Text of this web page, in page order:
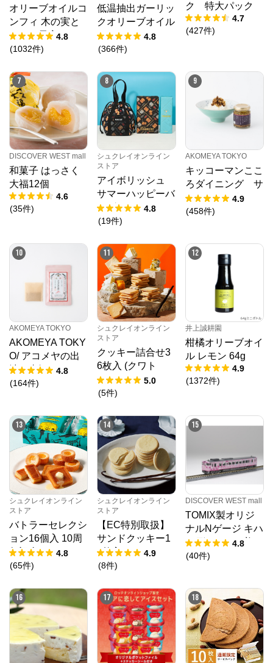
オリーブオイルコ
ンフィ 木の実と
ドライ果実 192g
春限定
4.8
(1032件)
低温抽出ガーリッ
クオリーブオイル
64g
4.8
(366件)
ク 特大パック
4.7
(427件)
7
DISCOVER WEST mall
和菓子 はっさく
大福12個
4.6
(35件)
8
シュクレイオンライン
ストア
アイボリッシュ
サマーハッピーバ
ッグ2026 4.8
(19件)
9
AKOMEYA TOKYO
キッコーマンここ
ろダイニング サ
クサクしょうゆア
ーモンド ペッパ
4.9
(458件)
10
AKOMEYA TOKYO
AKOMEYA TOKY
O/ アコメヤの出
汁 真鯛 35g
（7g×5袋）
4.8
(164件)
11
シュクレイオンライン
ストア
クッキー詰合せ3
6枚入 (クワト
ロ・バニラ)5.0
(5件)
12
井上誠耕園
柑橘オリーブオイ
ル レモン 64g
4.9
(1372件)
13
シュクレイオンライン
ストア
バトラーセレクシ
ョン16個入 10周
年記念パッケージ
4.8
(65件)
14
シュクレイオンライン
ストア
【EC特別取扱】
サンドクッキー1
8枚入
4.9
(8件)
15
DISCOVER WEST mall
TOMIX製オリジ
ナルNゲージ キハ
40形（SAKU美S
AKU楽）1両単品
4.8
(40件)
16 17 18